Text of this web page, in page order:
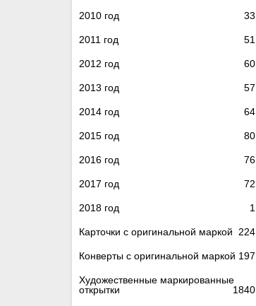
2010 год 33
2011 год 51
2012 год 60
2013 год 57
2014 год 64
2015 год 80
2016 год 76
2017 год 72
2018 год 1
Карточки с оригинальной маркой 224
Конверты с оригинальной маркой 197
Художественные маркированные
открытки
1840